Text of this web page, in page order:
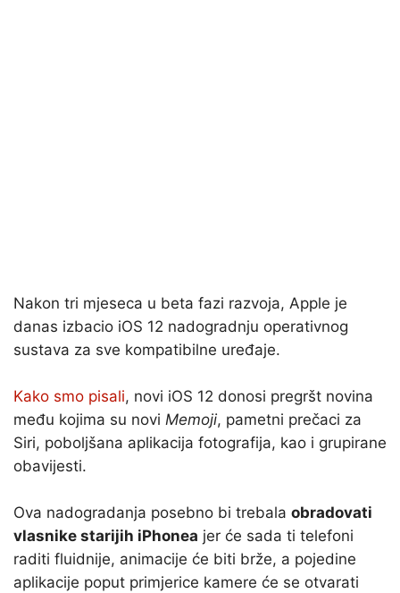
Nakon tri mjeseca u beta fazi razvoja, Apple je
danas izbacio iOS 12 nadogradnju operativnog
sustava za sve kompatibilne uređaje.
Kako smo pisali, novi iOS 12 donosi pregršt novina
među kojima su novi Memoji, pametni prečaci za
Siri, poboljšana aplikacija fotografija, kao i grupirane
obavijesti.
Ova nadogradanja posebno bi trebala obradovati
vlasnike starijih iPhonea jer će sada ti telefoni
raditi fluidnije, animacije će biti brže, a pojedine
aplikacije poput primjerice kamere će se otvarati